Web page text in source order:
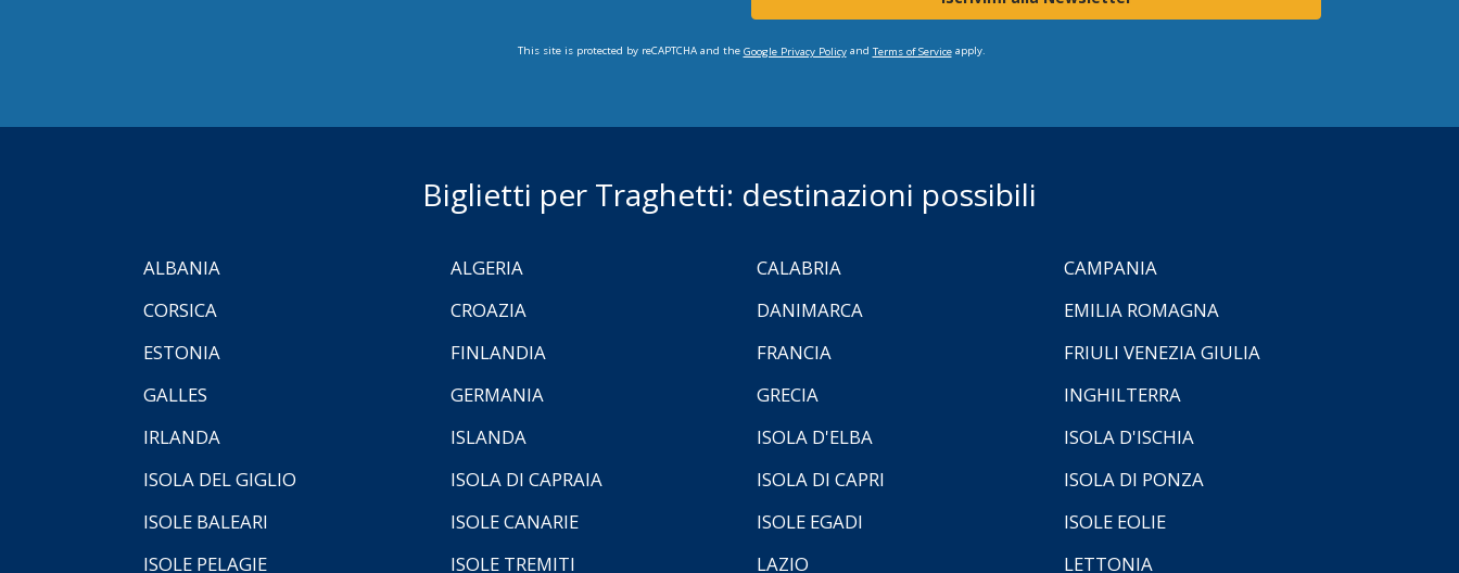
This site is protected by reCAPTCHA and the Google Privacy Policyand Terms of Serviceapply.
Biglietti per Traghetti: destinazioni possibili
ALBANIA ALGERIA CALABRIA
CAMPANIA
CORSICA
CROAZIA DANIMARCA
EMILIA ROMAGNA
ESTONIA
FINLANDIA FRANCIA
FRIULI VENEZIA GIULIA
GALLES
GERMANIA GRECIA
INGHILTERRA
IRLANDA
ISLANDA ISOLA D'ELBA
ISOLA D'ISCHIA
ISOLA DEL GIGLIO
ISOLA DI CAPRAIA ISOLA DI CAPRI
ISOLA DI PONZA
ISOLE BALEARI
ISOLE CANARIE ISOLE EGADI
ISOLE EOLIE
ISOLE PELAGIE
ISOLE TREMITI LAZIO LETTONIA